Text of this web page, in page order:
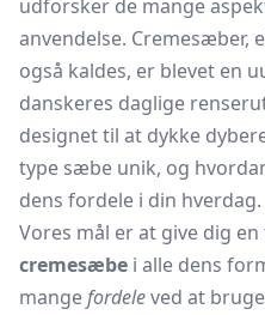
udforsker de mange
anvendelse. Cremesæber,
også kaldes, er blevet en
danskeres daglige
designet til at dykke
type sæbe unik, og
dens fordele i din hverdag.
Vores mål er at give dig
cremesæbe i alle dens
mangefordeleved at